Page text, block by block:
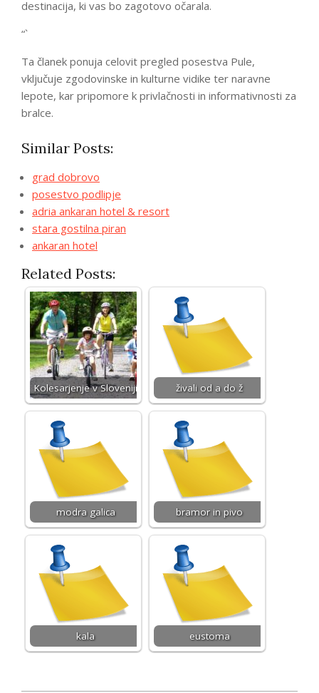
destinacija, ki vas bo zagotovo očarala.
“`
Ta članek ponuja celovit pregled posestva Pule,
vključuje zgodovinske in kulturne vidike ter naravne
lepote, kar pripomore k privlačnosti in informativnosti za
bralce.
Similar Posts:
grad dobrovo
posestvo podlipje
adria ankaran hotel & resort
stara gostilna piran
ankaran hotel
Related Posts:
Kolesarjenje v Sloveniji živali od a do ž
modra galica bramor in pivo
kala eustoma